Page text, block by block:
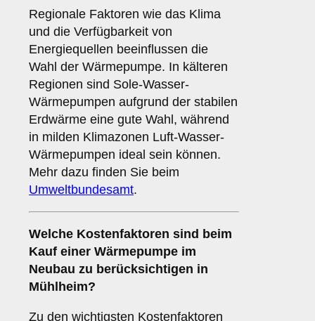
Regionale Faktoren wie das Klima
und die Verfügbarkeit von
Energiequellen beeinflussen die
Wahl der Wärmepumpe. In kälteren
Regionen sind Sole-Wasser-
Wärmepumpen aufgrund der stabilen
Erdwärme eine gute Wahl, während
in milden Klimazonen Luft-Wasser-
Wärmepumpen ideal sein können.
Mehr dazu finden Sie beim
Umweltbundesamt.
Welche Kostenfaktoren sind beim
Kauf einer Wärmepumpe im
Neubau zu berücksichtigen in
Mühlheim?
Zu den wichtigsten Kostenfaktoren